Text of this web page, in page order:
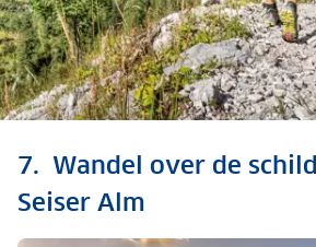
van Oostenrijk
7. Wandel over de
Seiser Alm